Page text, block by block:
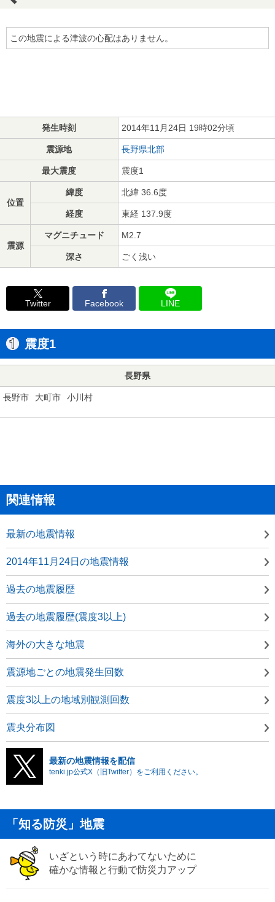
この地震による津波の心配はありません。
発生時刻 2014年11月24日 19時02分頃
震源地 長野県北部
最大震度 震度1
位置
緯度 北緯 36.6度
経度 東経 137.9度
震源
マグニチュード M2.7
深さ ごく浅い
Twitter Facebook LINE
震度1
長野県
長野市 大町市 小川村
関連情報
最新の地震情報
2014年11月24日の地震情報
過去の地震履歴
過去の地震履歴(震度3以上)
海外の大きな地震
震源地ごとの地震発生回数
震度3以上の地域別観測回数
震央分布図
最新の地震情報を配信
tenki.jp公式X（旧Twitter）をご利用ください。
「知る防災」地震
いざという時にあわてないために
確かな情報と行動で防災力アップ